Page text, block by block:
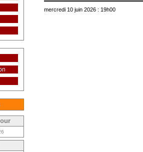
mercredi 10 juin 2026 : 19h00